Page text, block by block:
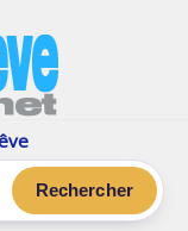
Rechercher